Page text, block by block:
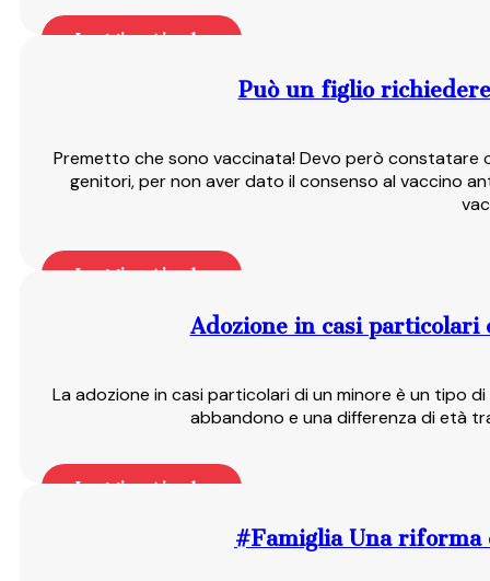
Leggi articolo
Può un figlio
Premetto che sono vaccinata! Devo però constatare
genitori, per non aver dato il consenso al vaccino
Leggi articolo
Adozione in casi particolari
La adozione in casi particolari di un minore è un tipo
abbandono e una differenza di età
Leggi articolo
#Famiglia Una riforma